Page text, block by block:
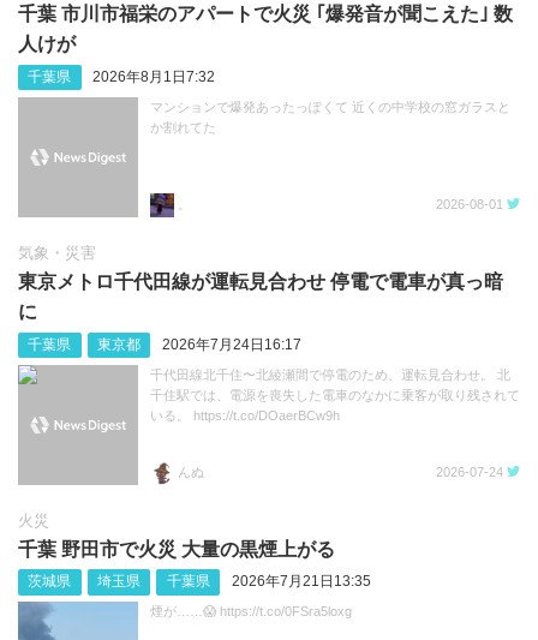
千葉 市川市福栄のアパートで火災 ｢爆発音が聞こえた｣ 数
人けが
千葉県 2026年8月1日7:32
マンションで爆発あったっぽくて 近くの中学校の窓ガラスと
か割れてた
2026-08-01
気象・災害
東京メトロ千代田線が運転見合わせ 停電で電車が真っ暗
に
千葉県 東京都 2026年7月24日16:17
千代田線北千住〜北綾瀬間で停電のため、運転見合わせ。 北
千住駅では、電源を喪失した電車のなかに乗客が取り残されて
いる。 https://t.co/DOaerBCw9h
んぬ 2026-07-24
火災
千葉 野田市で火災 大量の黒煙上がる
茨城県 埼玉県 千葉県 2026年7月21日13:35
煙が……😱 https://t.co/0FSra5loxg